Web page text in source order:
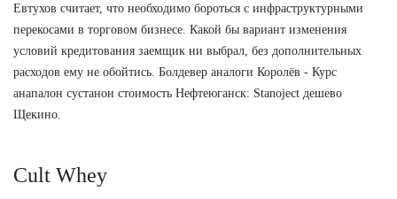
Евтухов считает, что необходимо бороться с инфраструктурными
перекосами в торговом бизнесе. Какой бы вариант изменения
условий кредитования заемщик ни выбрал, без дополнительных
расходов ему не обойтись. Болдевер аналоги Королёв - Курс
анапалон сустанон стоимость Нефтеюганск: Stanoject дешево
Щекино.
Cult Whey